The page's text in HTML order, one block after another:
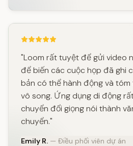
"Loom rất tuyệt để gửi video
để biến các cuộc họp đã ghi
bản có thể hành động và tóm
vô song. Ứng dụng di động
chuyển đổi giọng nói thành
chuyển."
Emily R. — Điều phối viên dự án